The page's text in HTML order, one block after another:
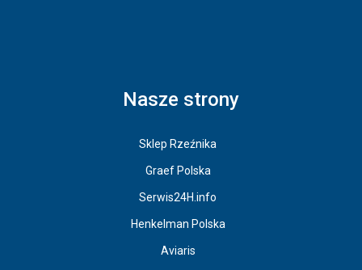
Nasze strony
Sklep Rzeźnika
Graef Polska
Serwis24H.info
Henkelman Polska
Aviaris